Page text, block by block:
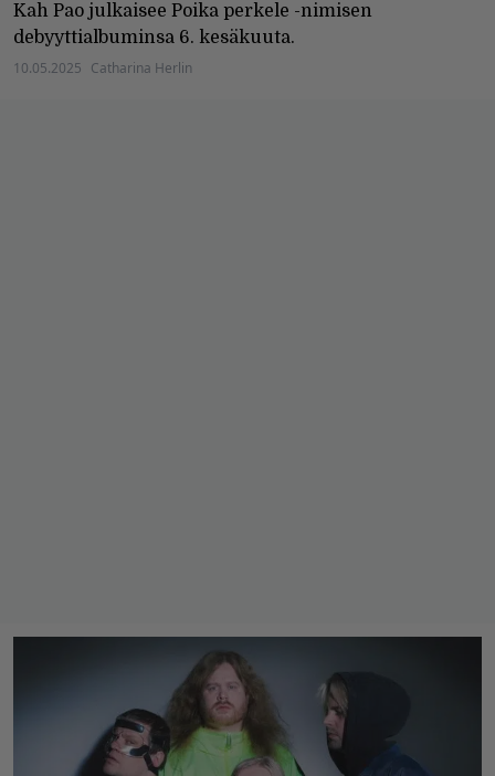
Kah Pao julkaisee Poika perkele -nimisen
debyyttialbuminsa 6. kesäkuuta.
10.05.2025 Catharina Herlin